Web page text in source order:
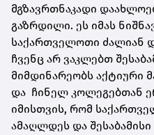
მგზავრთნაკადი
გაზრდილი. ეს იმას
საქართველოთი ძალიან
ჩვენც არ ვაკლებთ
მიმდინარეობს აქტიური
და ჩინელ კოლეგებთან
იმისთვის, რომ
ამაღლდეს და